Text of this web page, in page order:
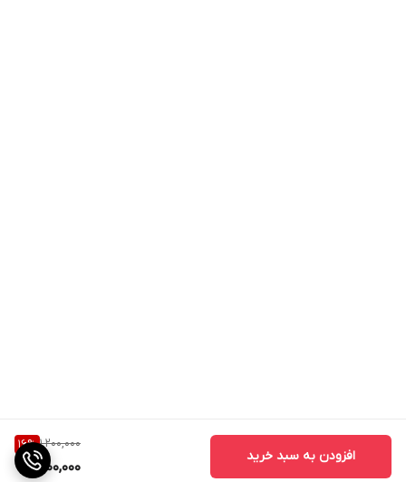
1,200,000
16%
1,000,000
افزودن به سبد خرید